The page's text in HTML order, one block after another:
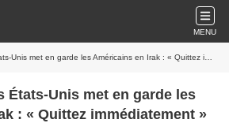
MENU
garde les Américains en Irak : « Quittez immédiatement » face à la menace des milices
États-Unis met en garde les
: « Quittez immédiatement »